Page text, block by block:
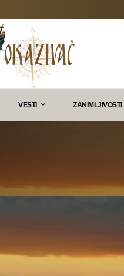
VESTI ZANIMLJIVOSTI